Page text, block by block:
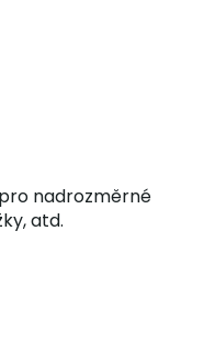
nadrozměrné
atd.